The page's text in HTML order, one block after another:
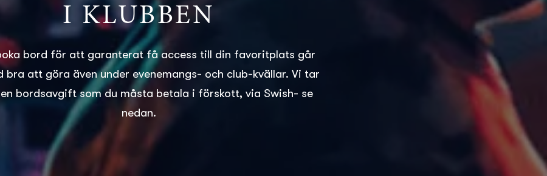
I KLUBBEN
bord för att garanterat få access till din favoritplats går
bra att göra även under evenemangs- och club-kvällar. Vi tar
bordsavgift som du måsta betala i förskott, via Swish- se
nedan.